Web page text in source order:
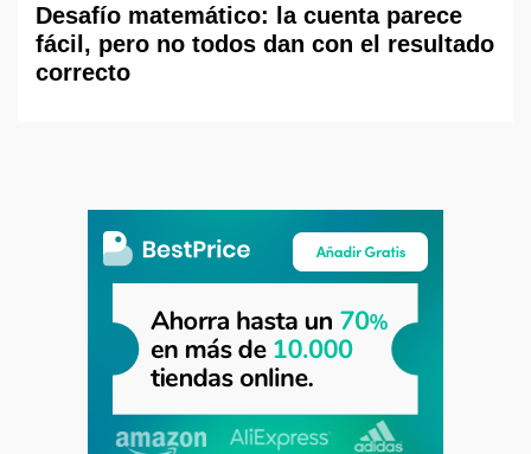
Desafío matemático: la cuenta parece
fácil, pero no todos dan con el resultado
correcto